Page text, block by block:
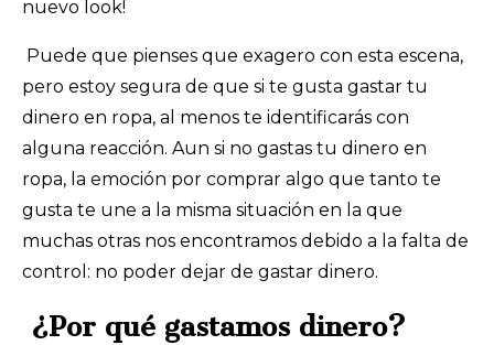
nuevo look!
Puede que pienses que exagero con esta escena,
pero estoy segura de que si te gusta gastar tu
dinero en ropa, al menos te identificarás con
alguna reacción. Aun si no gastas tu dinero en
ropa, la emoción por comprar algo que tanto te
gusta te une a la misma situación en la que
muchas otras nos encontramos debido a la falta de
control: no poder dejar de gastar dinero.
¿Por qué gastamos dinero?